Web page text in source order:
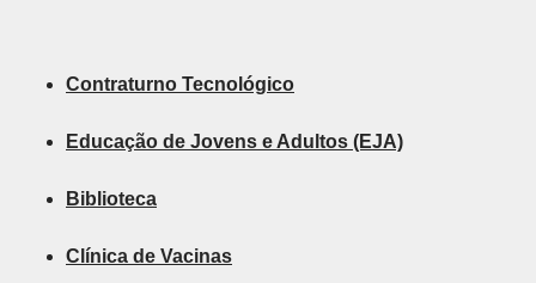
Contraturno Tecnológico
Educação de Jovens e Adultos (EJA)
Biblioteca
Clínica de Vacinas